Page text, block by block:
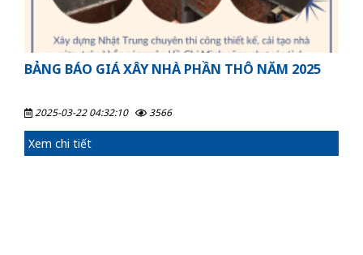
BẢNG BÁO GIÁ XÂY NHÀ PHẦN THÔ NĂM 2025
2025-03-22 04:32:10 3566
Xem chi tiết